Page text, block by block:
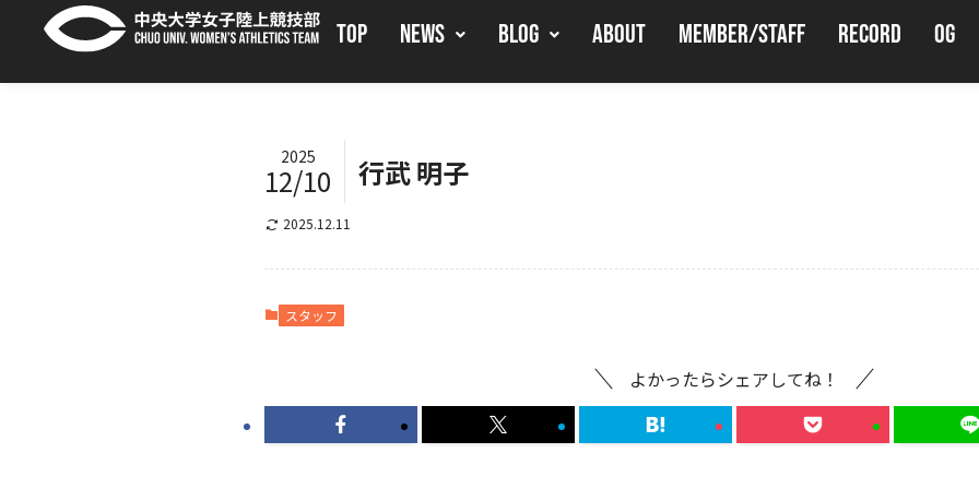
TOP NEWS BLOG ABOUT MEMBER/STAFF RECORD OG
行武 明子
2025
12/10
2025.12.11
スタッフ
よかったらシェアしてね！